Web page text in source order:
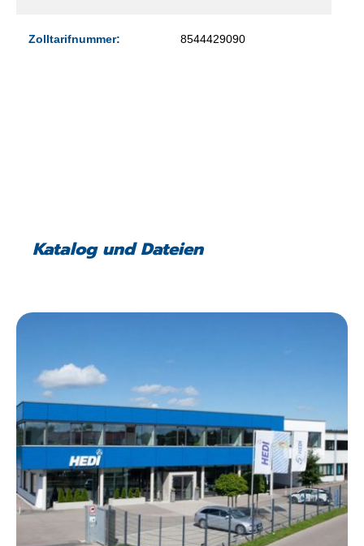
Zolltarifnummer: 8544429090
Katalog und Dateien